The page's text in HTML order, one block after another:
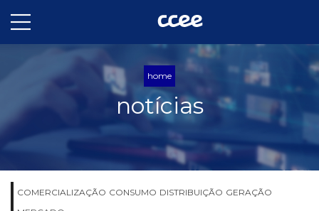
home
notícias
COMERCIALIZAÇÃO CONSUMO DISTRIBUIÇÃO GERAÇÃO